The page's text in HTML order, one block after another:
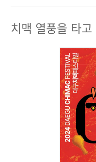
치맥 열풍을 타